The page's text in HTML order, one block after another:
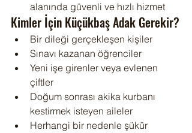
alanında güvenli ve hızlı hizmet
Kimler İçin Küçükbaş Adak Gerekir?
Bir dileği gerçekleşen kişiler
Sınavı kazanan öğrenciler
Yeni işe girenler veya evlenen
çiftler
Doğum sonrası akika kurbanı
kestirmek isteyen aileler
Herhangi bir nedenle şükür